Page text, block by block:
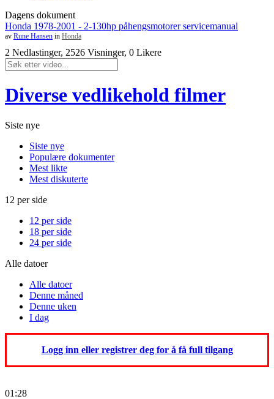
Dagens dokument
Honda 1978-2001 - 2-130hp påhengsmotorer servicemanual
av Rune Hansen in Honda
2 Nedlastinger, 2526 Visninger, 0 Likere
Diverse vedlikehold filmer
Siste nye
Siste nye
Populære dokumenter
Mest likte
Mest diskuterte
12 per side
12 per side
18 per side
24 per side
Alle datoer
Alle datoer
Denne måned
Denne uken
I dag
Logg inn eller registrer deg for å få full tilgang
01:28